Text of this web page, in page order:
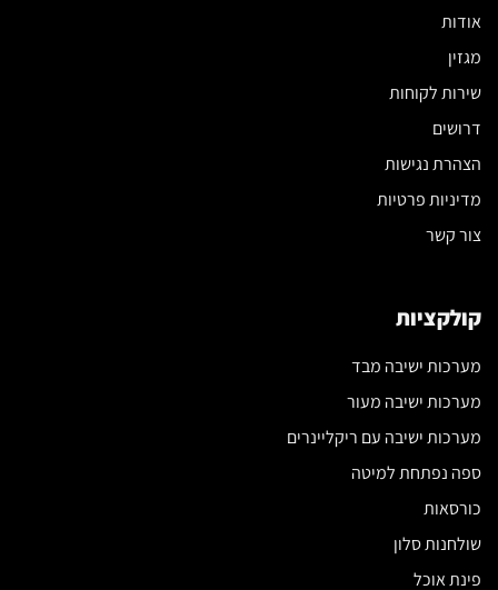
אודות
מגזין
שירות לקוחות
דרושים
הצהרת נגישות
מדיניות פרטיות
צור קשר
קולקציות
מערכות ישיבה מבד
מערכות ישיבה מעור
מערכות ישיבה עם ריקליינרים
ספה נפתחת למיטה
כורסאות
שולחנות סלון
פינת אוכל